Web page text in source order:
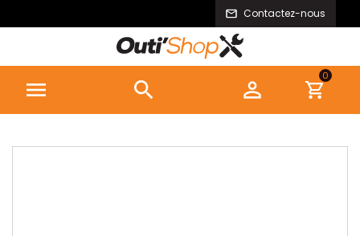
Contactez-nous
  
0